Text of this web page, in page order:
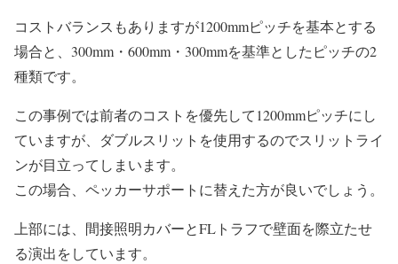
コストバランスもありますが1200mmピッチを基本とする
場合と、 300mm・600mm・300mmを基準としたピッチの2
種類です。
この事例では前者のコストを優先して1200mmピッチにし
ていますが、ダブルスリットを使用するのでスリットライ
ンが目立ってしまいます。
この場合、ペッカーサポートに替えた方が良いでしょう。
上部には、間接照明カバーとFLトラフで壁面を際立たせ
る演出をしています。